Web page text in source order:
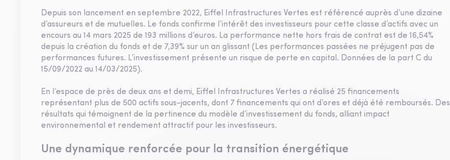
Depuis son lancement en septembre 2022, Eiffel Infrastructures Vertes est référencé auprès d’une dizaine
d’assureurs et de mutuelles. Le fonds confirme l’intérêt des investisseurs pour cette classe d’actifs avec un
encours au 14 mars 2025 de 193 millions d’euros. La performance nette hors frais de contrat est de 16,54%
depuis la création du fonds et de 7,39% sur un an glissant (Les performances passées ne préjugent pas de
performances futures. L’investissement présente un risque de perte en capital. Données de la part C du
15/09/2022 au 14/03/2025).
En l’espace de près de deux ans et demi, Eiffel Infrastructures Vertes a réalisé 25 financements
représentant plus de 500 actifs sous-jacents, dont 7 financements qui ont d’ores et déjà été remboursés. Des
résultats qui témoignent de la pertinence du modèle d’investissement du fonds, alliant impact
environnemental et rendement attractif pour les investisseurs.
Une dynamique renforcée pour la transition énergétique